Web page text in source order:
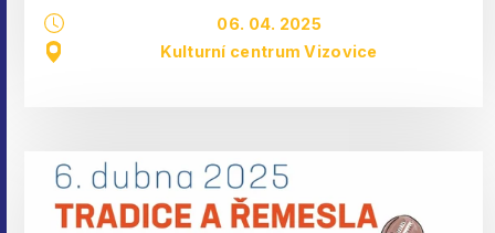
06. 04. 2025
Kulturní centrum Vizovice